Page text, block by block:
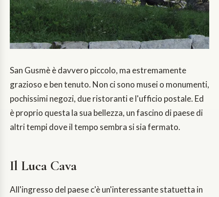
San Gusmè è davvero piccolo, ma estremamente
grazioso e ben tenuto. Non ci sono musei o monumenti,
pochissimi negozi, due ristoranti e l'ufficio postale. Ed
è proprio questa la sua bellezza, un fascino di paese di
altri tempi dove il tempo sembra si sia fermato.
Il Luca Cava
All'ingresso del paese c'è un'interessante statuetta in